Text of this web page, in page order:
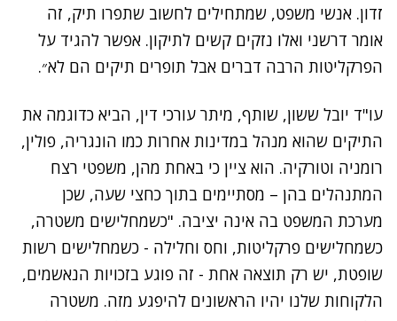
זדון. אנשי משפט, שמתחילים לחשוב שתפרו תיק, זה
אומר דרשני ואלו נזקים קשים לתיקון. אפשר להגיד על
הפרקליטות הרבה דברים אבל תופרים תיקים הם לא״.
עו"ד יובל ששון, שותף, מיתר עורכי דין, הביא כדוגמה את
התיקים שהוא מנהל במדינות אחרות כמו הונגריה, פולין,
רומניה וטורקיה. הוא ציין כי באחת מהן, משפטי רצח
המתנהלים בהן – מסתיימים בתוך כחצי שעה, שכן
מערכת המשפט בה אינה יציבה. "כשמחלישים משטרה,
כשמחלישים פרקליטות, וחס וחלילה - כשמחלישים רשות
שופטת, יש רק תוצאה אחת - זה פוגע בזכויות הנאשמים,
הלקוחות שלנו יהיו הראשונים להיפגע מזה. משטרה